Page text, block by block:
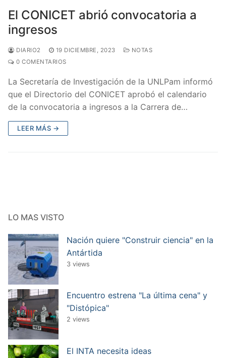
El CONICET abrió convocatoria a
ingresos
DIARIO2 19 DICIEMBRE, 2023
NOTAS
0 COMENTARIOS
La Secretaría de Investigación de la UNLPam informó
que el Directorio del CONICET aprobó el calendario
de la convocatoria a ingresos a la Carrera de…
LEER MÁS →
LO MAS VISTO
Nación quiere "Construir ciencia" en la
Antártida
3 views
Encuentro estrena "La última cena" y
"Distópica"
2 views
El INTA necesita ideas